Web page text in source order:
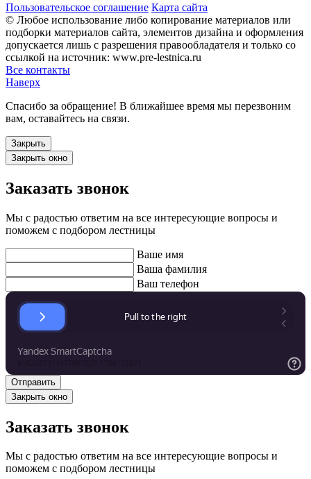
Пользовательское соглашение Карта сайта
© Любое использование либо копирование материалов или
подборки материалов сайта, элементов дизайна и оформления
допускается лишь с разрешения правообладателя и только со
ссылкой на источник: www.pre-lestnica.ru
Все контакты
Наверх
Спасибо за обращение! В ближайшее время мы перезвоним
вам, оставайтесь на связи.
Закрыть
Закрыть окно
Заказать звонок
Мы с радостью ответим на все интересующие вопросы и
поможем с подбором лестницы
Ваше имя
Ваша фамилия
Ваш телефон
Закрыть окно
Заказать звонок
Мы с радостью ответим на все интересующие вопросы и
поможем с подбором лестницы